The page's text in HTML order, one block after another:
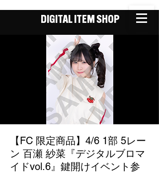
DIGITAL ITEM SHOP
【FC 限定商品】4/6 1部 5レー
ン 百瀬 紗菜『デジタルブロマ
イドvol.6』鍵開けイベント参